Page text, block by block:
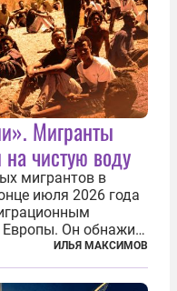
Мигранты
чистую воду
мигрантов в
июля 2026 года
Он обнажил
Евросоюза,
политика ЕС
ИЛЬЯ МАКСИМОВ